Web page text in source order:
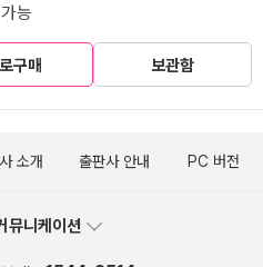
능
구매 보관함
소개 출판사 안내 PC 버전
뮤니케이션